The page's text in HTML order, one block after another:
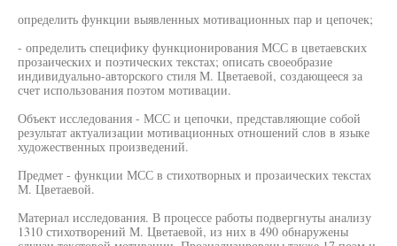
определить функции выявленных мотивационных пар и цепочек;
- определить специфику функционирования МСС в цветаевских
прозаических и поэтических текстах; описать своеобразие
индивидуально-авторского стиля М. Цветаевой, создающееся за
счет использования поэтом мотивации.
Объект исследования - МСС и цепочки, представляющие собой
результат актуализации мотивационных отношений слов в языке
художественных произведений.
Предмет - функции МСС в стихотворных и прозаических текстах
М. Цветаевой.
Материал исследования. В процессе работы подвергнуты анализу
1310 стихотворений М. Цветаевой, из них в 490 обнаружены